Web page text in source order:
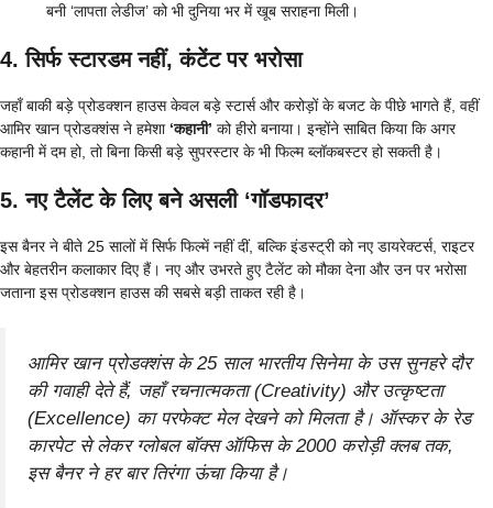
बनी ‘लापता लेडीज’ को भी दुनिया भर में खूब सराहना मिली।
4. सिर्फ स्टारडम नहीं, कंटेंट पर भरोसा
जहाँ बाकी बड़े प्रोडक्शन हाउस केवल बड़े स्टार्स और करोड़ों के बजट के पीछे भागते हैं, वहीं
आमिर खान प्रोडक्शंस ने हमेशा ‘कहानी’ को हीरो बनाया। इन्होंने साबित किया कि अगर
कहानी में दम हो, तो बिना किसी बड़े सुपरस्टार के भी फिल्म ब्लॉकबस्टर हो सकती है।
5. नए टैलेंट के लिए बने असली ‘गॉडफादर’
इस बैनर ने बीते 25 सालों में सिर्फ फिल्में नहीं दीं, बल्कि इंडस्ट्री को नए डायरेक्टर्स, राइटर
और बेहतरीन कलाकार दिए हैं। नए और उभरते हुए टैलेंट को मौका देना और उन पर भरोसा
जताना इस प्रोडक्शन हाउस की सबसे बड़ी ताकत रही है।
आमिर खान प्रोडक्शंस के 25 साल भारतीय सिनेमा के उस सुनहरे दौर
की गवाही देते हैं, जहाँ रचनात्मकता (Creativity) और उत्कृष्टता
(Excellence) का परफेक्ट मेल देखने को मिलता है। ऑस्कर के रेड
कारपेट से लेकर ग्लोबल बॉक्स ऑफिस के 2000 करोड़ी क्लब तक,
इस बैनर ने हर बार तिरंगा ऊंचा किया है।